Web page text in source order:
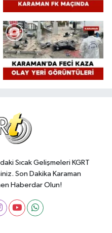
Sıcak Gelişmeleri KGRT
Son Dakika Karaman
Haberdar Olun!